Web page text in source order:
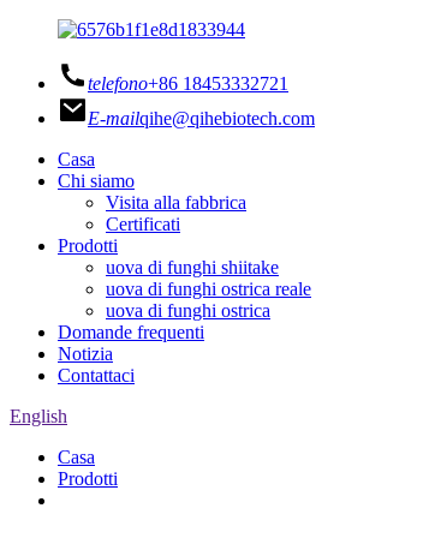
telefono+86 18453332721
E-mailqihe@qihebiotech.com
Casa
Chi siamo
Visita alla fabbrica
Certificati
Prodotti
uova di funghi shiitake
uova di funghi ostrica reale
uova di funghi ostrica
Domande frequenti
Notizia
Contattaci
English
Casa
Prodotti